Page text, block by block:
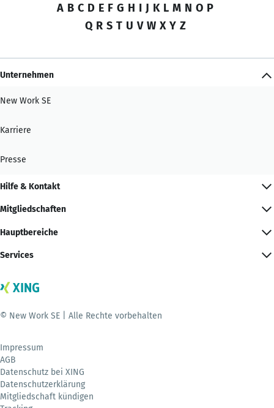
A B C D E F G H I J K L M N O P
Q R S T U V W X Y Z
Unternehmen
New Work SE
Karriere
Presse
Hilfe & Kontakt
Mitgliedschaften
Hauptbereiche
Services
© New Work SE | Alle Rechte vorbehalten
Impressum
AGB
Datenschutz bei XING
Datenschutzerklärung
Mitgliedschaft kündigen